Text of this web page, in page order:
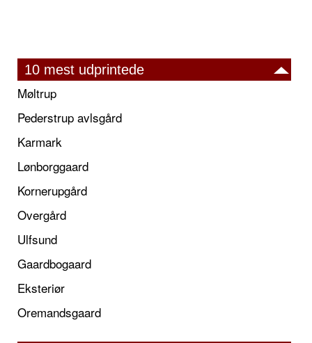
10 mest udprintede
Møltrup
Pederstrup avlsgård
Karmark
Lønborggaard
Kornerupgård
Overgård
Ulfsund
Gaardbogaard
Eksteriør
Oremandsgaard